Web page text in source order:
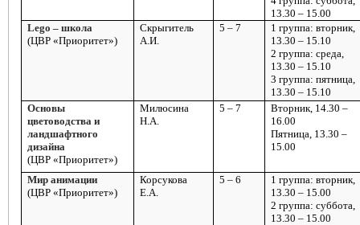
13.30 – 15.00
Lego – школа
(ЦВР «Приоритет»)
Скрыгитель
А.И.
5 – 7
1 группа: вторник,
13.30 – 15.10
2 группа: среда,
13.30 – 15.10
3 группа: пятница,
13.30 – 15.10
Основы
цветоводства и
ландшафтного
дизайна
(ЦВР «Приоритет»)
Милюсина
Н.А.
5 – 7
Вторник, 14.30 –
16.00
Пятница, 13.30 –
15.00
Мир анимации
(ЦВР «Приоритет»)
Корсукова
Е.А.
5 – 6
1 группа: вторник,
13.30 – 15.00
2 группа: суббота,
13.30 – 15.00